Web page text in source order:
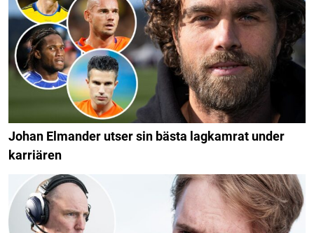
Johan Elmander utser sin bästa lagkamrat under
karriären